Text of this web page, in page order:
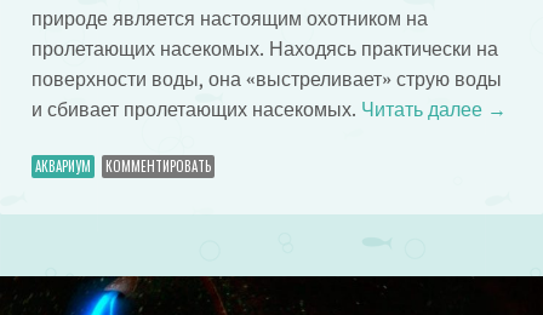
природе является настоящим охотником на
пролетающих насекомых. Находясь практически на
поверхности воды, она «выстреливает» струю воды
и сбивает пролетающих насекомых. Читать далее →
АКВАРИУМ КОММЕНТИРОВАТЬ